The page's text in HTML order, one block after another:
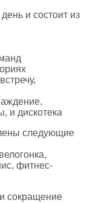
и состоит из
и дискотека
следующие
фитнес-
сокращение